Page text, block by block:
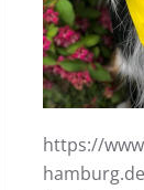
https://